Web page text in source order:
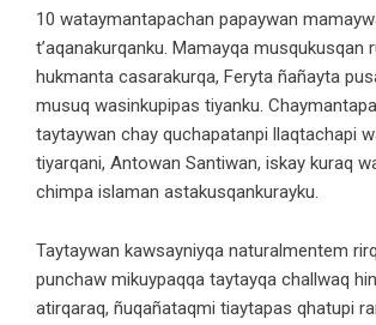
10 wataymantapachan papaywan
t’aqanakurqanku. Mamayqa musqukusqan
hukmanta casarakurqa, Feryta ñañayta
musuq wasinkupipas tiyanku.
taytaywan chay quchapatanpi llaqtachapi
tiyarqani, Antowan Santiwan, iskay kuraq
chimpa islaman astakusqankurayku.
Taytaywan kawsayniyqa naturalmentem
punchaw mikuypaqqa taytayqa challwaq
atirqaraq, ñuqañataqmi tiaytapas qhatupi